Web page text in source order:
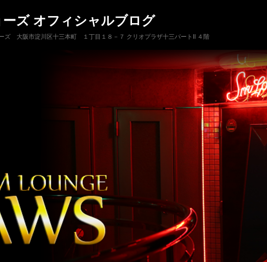
ズ オフィシャルブログ
ズ 大阪市淀川区十三本町 １丁目１８－７ クリオプラザ十三パートII ４階